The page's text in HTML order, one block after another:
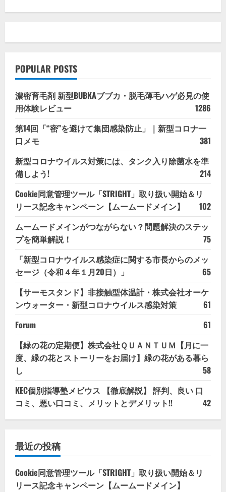
POPULAR POSTS
濃密育毛剤 新型BUBKAブブカ・脱毛薄毛ハゲ必見の使
用体験レビュー
1286
第14回「“密”を避けて集団感染防止」｜新型コロナ一
口メモ
381
新型コロナウイルス対策には、タンク入り除菌水を準
備しよう!
214
Cookie同意管理ツール「STRIGHT」取り扱い開始＆リ
リース記念キャンペーン【ムームードメイン】
102
ムームードメインがつながらない？問題解決のステッ
プを簡単解説！
75
「新型コロナウイルス感染症に関する市長からのメッ
セージ（令和４年１月20日）」
65
【サーモスタンド】非接触型体温計・株式会社オーケ
ンウォーター・新型コロナウイルス感染対策
61
Forum
61
【緑の花の定期便】株式会社ＱＵＡＮＴＵＭ【月に一
度、緑の花とストーリーをお届け】緑の花がある暮ら
し
58
KEC個別指導塾メビウス 【徹底解説】 評判、良い 口
コミ、悪い口コミ、メリットとデメリット!!
42
最近の投稿
Cookie同意管理ツール「STRIGHT」取り扱い開始＆リ
リース記念キャンペーン【ムームードメイン】